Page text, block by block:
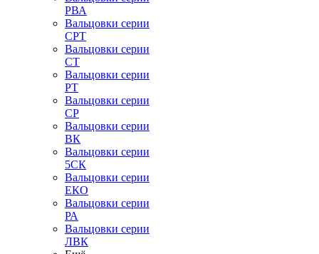
РВА
Вальцовки серии
СРТ
Вальцовки серии
СТ
Вальцовки серии
РТ
Вальцовки серии
СР
Вальцовки серии
ВК
Вальцовки серии
5СК
Вальцовки серии
ЕКО
Вальцовки серии
РА
Вальцовки серии
ЛВК